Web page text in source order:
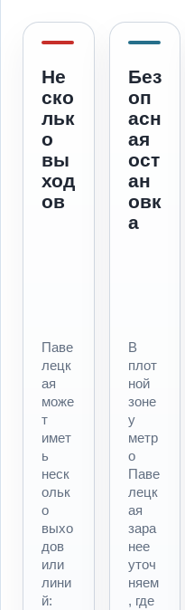
Не
ско
льк
о
вы
ход
ов
Паве
лецк
ая
може
т
имет
ь
неск
ольк
о
выхо
дов
или
лини
й:
Без
оп
асн
ая
ост
ан
овк
а
В
плот
ной
зоне
у
метр
о
Паве
лецк
ая
зара
нее
уточ
няем
, где